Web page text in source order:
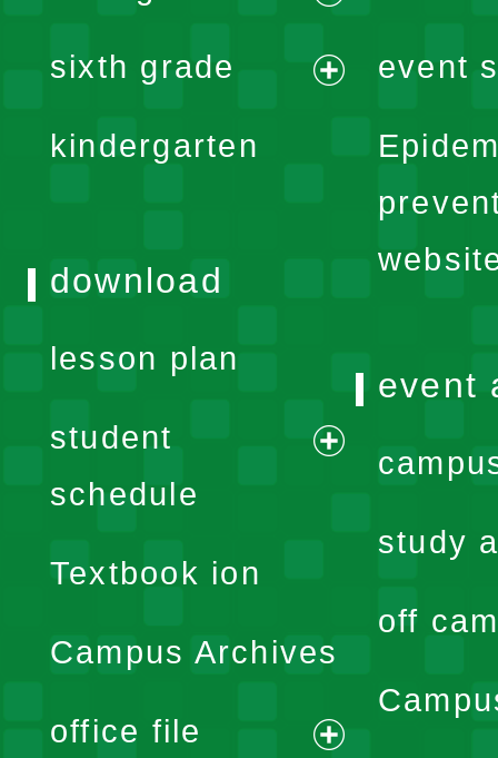
menu
menu
sixth grade
kindergarten
event
download
lesson plan
student
schedule
expand
menu
Textbook ion
Campus Archives
office file
event
study
off